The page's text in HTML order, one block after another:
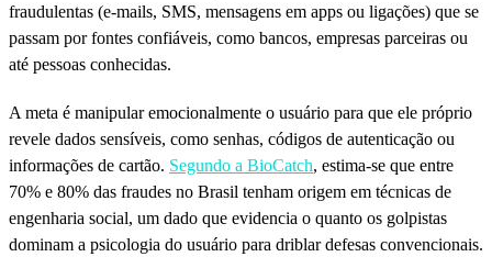
fraudulentas (e-mails, SMS, mensagens em apps ou ligações) que se
passam por fontes confiáveis, como bancos, empresas parceiras ou
até pessoas conhecidas.
A meta é manipular emocionalmente o usuário para que ele próprio
revele dados sensíveis, como senhas, códigos de autenticação ou
informações de cartão. Segundo a BioCatch, estima-se que entre
70% e 80% das fraudes no Brasil tenham origem em técnicas de
engenharia social, um dado que evidencia o quanto os golpistas
dominam a psicologia do usuário para driblar defesas convencionais.